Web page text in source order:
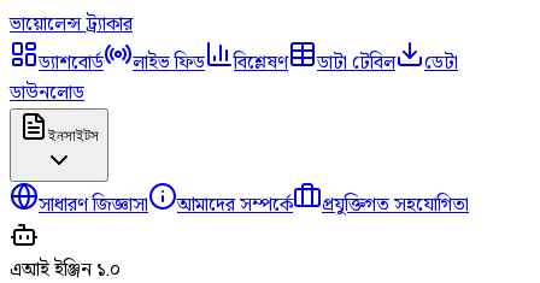
ভায়োলেন্সট্র্যাকার
ড্যাশবোর্ড
লাইভ ফিড বিশ্লেষণ ডাটা টেবিল
ডেটা
ডাউনলোড
ইনসাইটস
সাধারণ জিজ্ঞাসা আমাদের সম্পর্কে প্রযুক্তিগত সহযোগিতা
এআই ইঞ্জিন ১.০